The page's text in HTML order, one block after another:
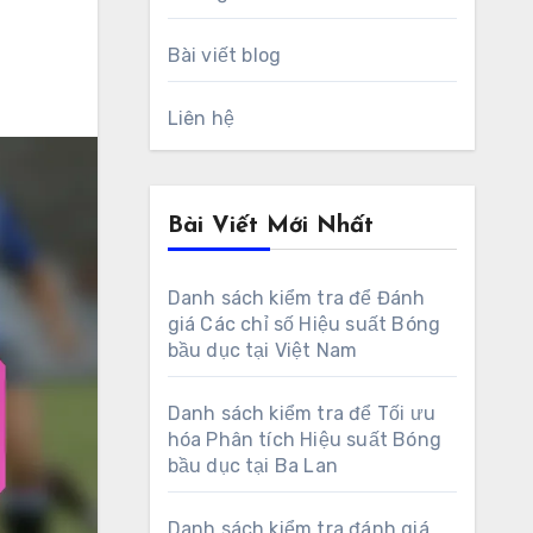
Bài viết blog
Liên hệ
Bài Viết Mới Nhất
Danh sách kiểm tra để Đánh
giá Các chỉ số Hiệu suất Bóng
bầu dục tại Việt Nam
Danh sách kiểm tra để Tối ưu
hóa Phân tích Hiệu suất Bóng
bầu dục tại Ba Lan